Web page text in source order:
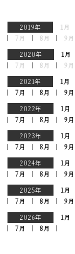
2019年 1月
7月
8月 9月
2020年
1月
7月
8月 9月
2021年
1月
7月
8月 9月
2022年
1月
7月
8月 9月
2023年
1月
7月
8月 9月
2024年
1月
7月
8月 9月
2025年
1月
7月
8月 9月
2026年
1月
7月
8月